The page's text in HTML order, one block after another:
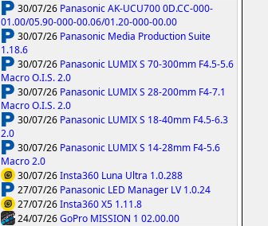
30/07/26 Panasonic AK-UCU700 0D.CC-000-
01.00/05.90-000-00.06/01.20-000-00.00
30/07/26 Panasonic Media Production Suite
1.18.6
30/07/26 Panasonic LUMIX S 70-300mm F4.5-5.6
Macro O.I.S. 2.0
30/07/26 Panasonic LUMIX S 28-200mm F4-7.1
Macro O.I.S. 2.0
30/07/26 Panasonic LUMIX S 18-40mm F4.5-6.3
2.0
30/07/26 Panasonic LUMIX S 14-28mm F4-5.6
Macro 2.0
30/07/26Insta360 Luna Ultra 1.0.288
27/07/26 Panasonic LED Manager LV 1.0.24
27/07/26Insta360 X5 1.11.8
24/07/26GoPro MISSION 1 02.00.00